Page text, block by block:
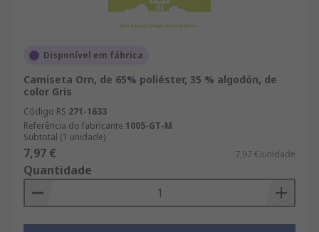
Disponível em fábrica
Camiseta Orn, de 65% poliéster, 35 % algodón, de
color Gris
Código RS 271-1633
Referência do fabricante 1005-GT-M
Subtotal (1 unidade)
7,97 € 7,97 €/unidade
Quantidade